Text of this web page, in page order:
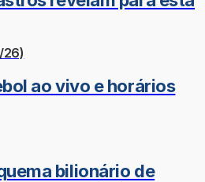
26)
ao vivo e horários
bilionário de